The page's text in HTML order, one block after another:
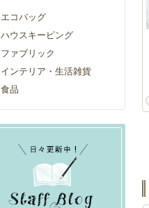
エコバッグ
ハウスキーピング
ファブリック
インテリア・生活雑貨
食品